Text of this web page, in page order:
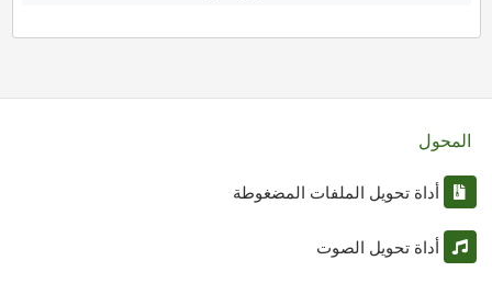
المحول
أداة تحويل الملفات المضغوطة
أداة تحويل الصوت